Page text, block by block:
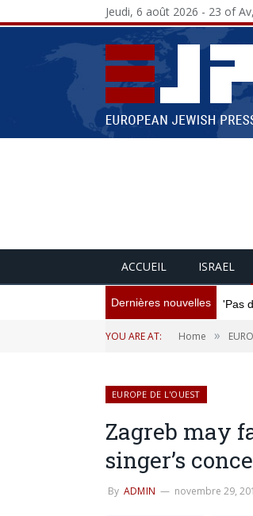
Jeudi, 6 août 2026 - 23 of
ACCUEIL ISRAEL
Dernières nouvelles 'Pas
YOU ARE AT: Home »
EUROPE DE L'OUEST
Zagreb may
singer’s
By ADMIN novembre 29,